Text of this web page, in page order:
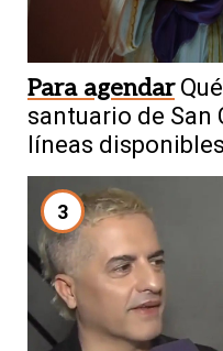
Para agendar
santuario de San
líneas disponibles
3